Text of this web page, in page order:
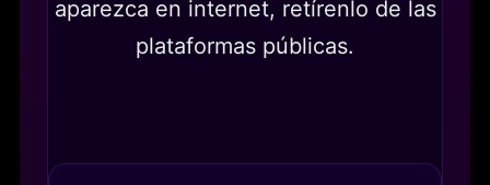
aparezca en internet, retírenlo de las
plataformas públicas.